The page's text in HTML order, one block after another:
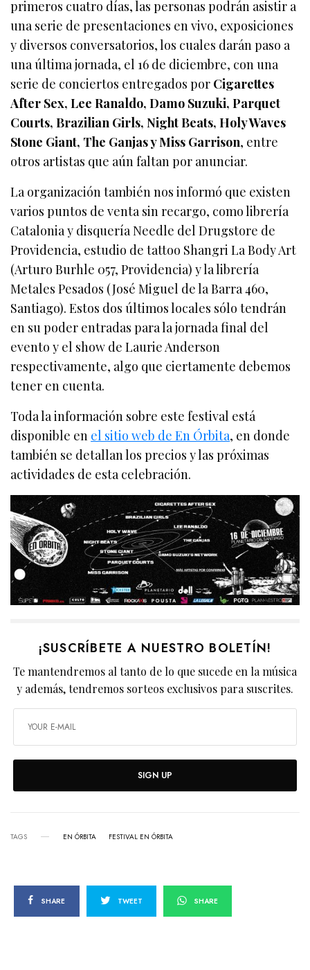
primeros cuatro días, las personas podrán asistir a
una serie de presentaciones en vivo, exposiciones
y diversos conversatorios, los cuales darán paso a
una última jornada, el 16 de diciembre, con una
serie de conciertos entregados por Cigarettes
After Sex, Lee Ranaldo, Damo Suzuki, Parquet
Courts, Brazilian Girls, Night Beats, Holy Waves
Stone Giant, The Ganjas y Miss Garrison, entre
otros artistas que aún faltan por anunciar.
La organización también nos informó que existen
varios puntos de venta sin recargo, como librería
Catalonia y disquería Needle del Drugstore de
Providencia, estudio de tattoo Shangri La Body Art
(Arturo Burhle 057, Providencia) y la librería
Metales Pesados (José Miguel de la Barra 460,
Santiago). Estos dos últimos locales sólo tendrán
en su poder entradas para la jornada final del
evento y el show de Laurie Anderson
respectivamente, algo que ciertamente debemos
tener en cuenta.
Toda la información sobre este festival está
disponible en el sitio web de En Órbita, en donde
también se detallan los precios y las próximas
actividades de esta celebración.
¡SUSCRÍBETE A NUESTRO BOLETÍN!
Te mantendremos al tanto de lo que sucede en la música
y además, tendremos sorteos exclusivos para suscrites.
SIGN UP
TAGS EN ÓRBITA FESTIVAL EN ÓRBITA
SHARE TWEET SHARE